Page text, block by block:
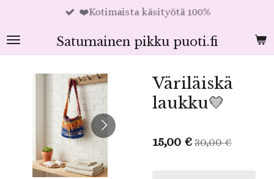
Satumainen pikku puoti.fi
❤️Kotimaista käsityötä 100%
Väriläiskä
laukku💛
15,00 € 30,00 €